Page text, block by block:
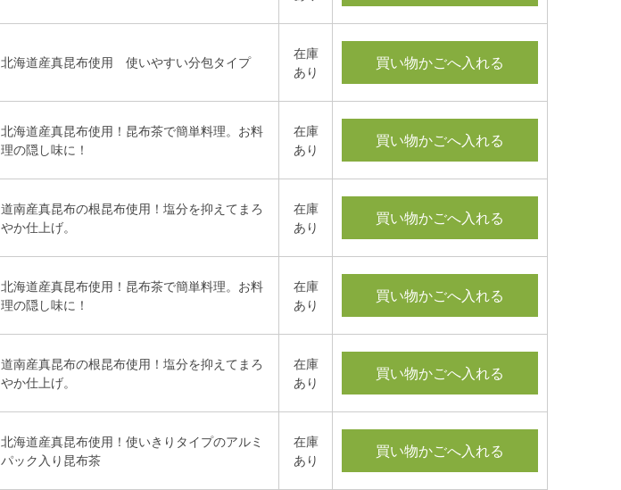
北海道産真昆布使用 使いやすい分包タイプ
在庫
あり
買い物かごへ入れる
北海道産真昆布使用！昆布茶で簡単料理。お料
理の隠し味に！
在庫
あり
買い物かごへ入れる
道南産真昆布の根昆布使用！塩分を抑えてまろ
やか仕上げ。
在庫
あり
買い物かごへ入れる
北海道産真昆布使用！昆布茶で簡単料理。お料
理の隠し味に！
在庫
あり
買い物かごへ入れる
道南産真昆布の根昆布使用！塩分を抑えてまろ
やか仕上げ。
在庫
あり
買い物かごへ入れる
北海道産真昆布使用！使いきりタイプのアルミ
パック入り昆布茶
在庫
あり
買い物かごへ入れる